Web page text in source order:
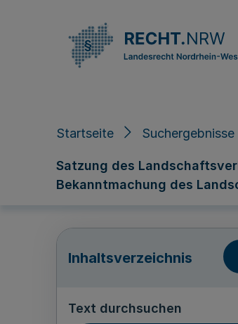
Startseite Suchergebnisse
Satzung des
Bekanntmachung des
Inhaltsverzeichnis
Text durchsuchen